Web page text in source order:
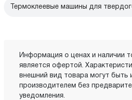
Термоклеевые машины для
Информация о ценах и наличии
является офертой.
внешний вид товара могут
производителем без
уведомления.